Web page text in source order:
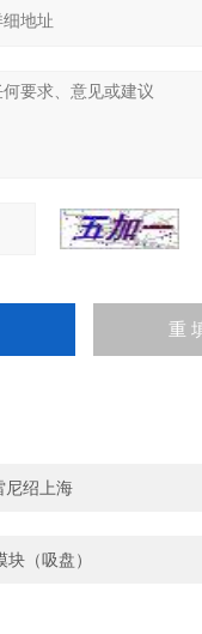
尼绍上海
（吸盘）